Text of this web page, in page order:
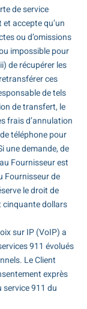
de service
accepte qu’un
ou d’omissions
impossible pour
de récupérer les
ces
de tels
de transfert, le
frais d’annulation
téléphone pour
une demande, de
Fournisseur est
Fournisseur de
le droit de
cinquante dollars
sur IP (VoIP) a
911 évolués
Le Client
exprès
911 du